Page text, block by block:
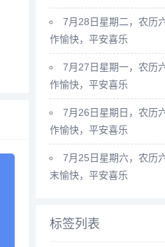
7月28日星期二，农历
作愉快，平安喜乐
7月27日星期一，农历
作愉快，平安喜乐
7月26日星期日，农历
作愉快，平安喜乐
7月25日星期六，农历
末愉快，平安喜乐
标签列表